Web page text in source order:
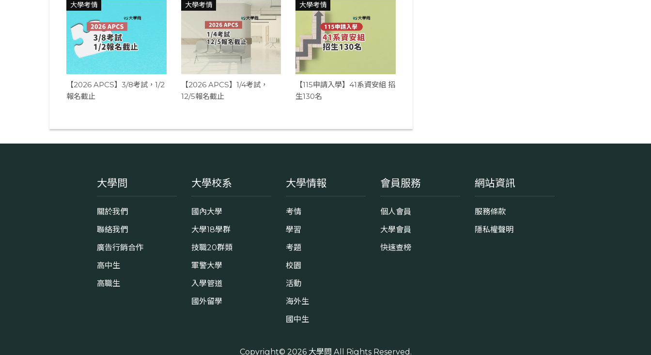
大學考情
【2026 APCS】3/8考試，1/2
報名截止
大學考情
【2026 APCS】1/4考試，
12/5報名截止
大學考情
【115申請入學】41系資安組 招
生130名
大學問
關於我們
聯絡我們
廣告行銷合作
高中生
高職生
大學校系
國內大學
大學18學群
技職20群類
軍警大學
入學管道
國外留學
大學情報
考情
學習
考題
校園
活動
海外生
國中生
會員服務
個人會員
大學會員
快速查榜
網站資訊
服務條款
隱私權聲明
Copyright© 2026 大學問 All Rights Reserved.